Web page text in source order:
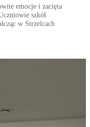
emocje i zacięta
szkół
w Strzelcach